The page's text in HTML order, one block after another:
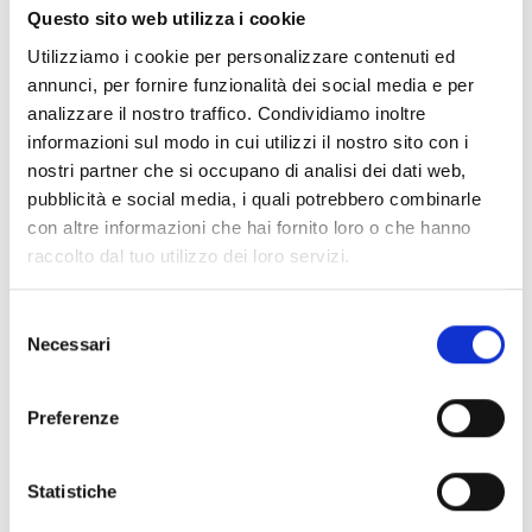
Questo sito web utilizza i cookie
Utilizziamo i cookie per personalizzare contenuti ed
annunci, per fornire funzionalità dei social media e per
analizzare il nostro traffico. Condividiamo inoltre
informazioni sul modo in cui utilizzi il nostro sito con i
nostri partner che si occupano di analisi dei dati web,
pubblicità e social media, i quali potrebbero combinarle
con altre informazioni che hai fornito loro o che hanno
raccolto dal tuo utilizzo dei loro servizi.
delNecessari
Preferenze
Statistiche
Handfeuermelder ALCP100 und
AI-CPW-R-01
Die Handfeuermelder ALCP100 und AI-CPW-R-
01 sind für adressierbare analoge
automatisch adressiert (Autoadressierung) oder
adressiert werden.
ALCP100 – Adressierbarer Handfeuermelder